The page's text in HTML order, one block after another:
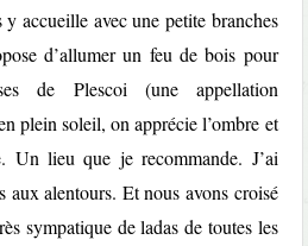
accueille avec une petite branches
d’allumer un feu de bois pour
de Plescoi (une appellation
plein soleil, on apprécie l’ombre et
Un lieu que je recommande. J’ai
aux alentours. Et nous avons croisé
sympatique de ladas de toutes les